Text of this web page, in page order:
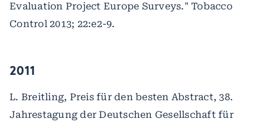
Evaluation Project Europe Surveys." Tobacco
Control 2013; 22:e2-9.
2011
L. Breitling, Preis für den besten Abstract, 38.
Jahrestagung der Deutschen Gesellschaft für